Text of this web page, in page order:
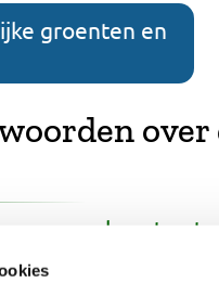
groenten en
gezond om te